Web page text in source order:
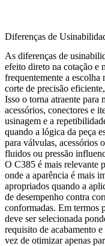
Diferenças de
As diferenças de
efeito direto na cotação e
frequentemente a
corte de precisão
Isso o torna atraente para
acessórios, conectores e
usinagem e a
quando a lógica da peça
para válvulas, acessórios
fluidos ou pressão
O C385 é mais relevante
onde a aparência é mais
apropriados quando a
de desempenho contra
conformadas. Em termos
deve ser selecionada
requisito de acabamento
vez de otimizar apenas